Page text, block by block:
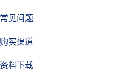
常见问题
购买渠道
资料下载
焦点注册Life
品牌视角